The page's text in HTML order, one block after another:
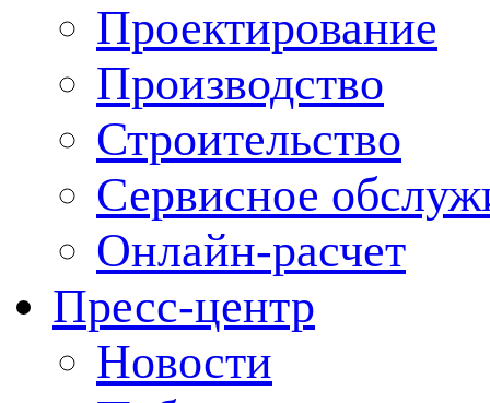
Проектирование
Производство
Строительство
Сервисное
Онлайн-расчет
Пресс-центр
Новости